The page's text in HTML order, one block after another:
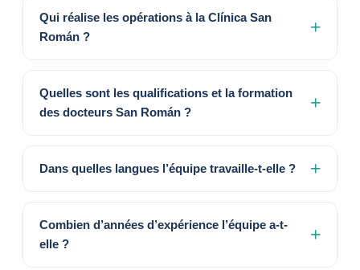
Qui réalise les opérations à la Clínica San
Román ?
Quelles sont les qualifications et la formation
des docteurs San Román ?
Dans quelles langues l’équipe travaille-t-elle ?
Combien d’années d’expérience l’équipe a-t-
elle ?